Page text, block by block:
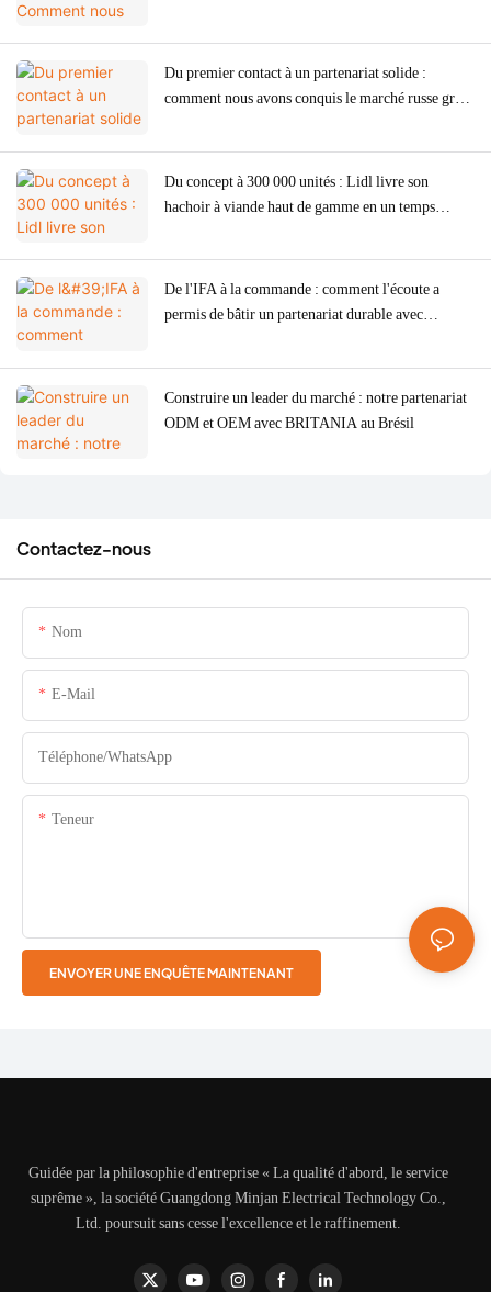
Du premier contact à un partenariat solide :
comment nous avons conquis le marché russe grâce
seulement un an
Du concept à 300 000 unités : Lidl livre son
hachoir à viande haut de gamme en un temps
De l'IFA à la commande : comment l'écoute a
permis de bâtir un partenariat durable avec
Construire un leader du marché : notre partenariat
ODM et OEM avec BRITANIA au Brésil
Contactez-nous
Nom
E-Mail
Téléphone/WhatsApp
Teneur
ENVOYER UNE ENQUÊTE MAINTENANT
Guidée par la philosophie d'entreprise « La qualité d'abord, le service
suprême », la société Guangdong Minjan Electrical Technology Co.,
Ltd. poursuit sans cesse l'excellence et le raffinement.